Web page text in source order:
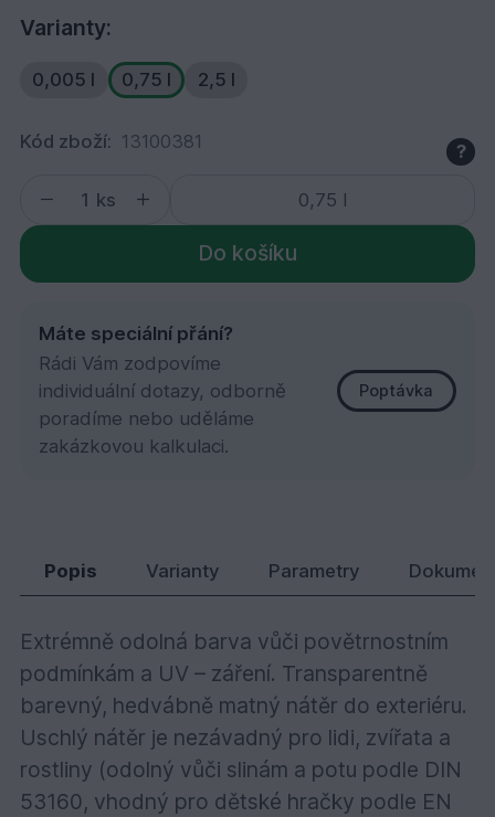
Varianty:
0,005 l 0,75 l 2,5 l
Kód zboží: 13100381 ?
ks
Do košíku
Máte speciální přání?
Rádi Vám zodpovíme
individuální dotazy, odborně
poradíme nebo uděláme
zakázkovou kalkulaci.
Poptávka
Popis Varianty Parametry
Extrémně odolná barva vůči povětrnostním
podmínkám a UV – záření. Transparentně
barevný, hedvábně matný nátěr do exteriéru.
Uschlý nátěr je nezávadný pro lidi, zvířata a
rostliny (odolný vůči slinám a potu podle DIN
53160, vhodný pro dětské hračky podle EN